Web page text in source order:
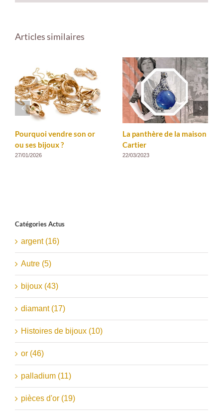
Articles similaires
Pourquoi vendre son or
ou ses bijoux ?
27/01/2026
La panthère de la maison
Cartier
22/03/2023
Catégories Actus
argent (16)
Autre (5)
bijoux (43)
diamant (17)
Histoires de bijoux (10)
or (46)
palladium (11)
pièces d'or (19)